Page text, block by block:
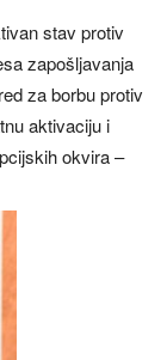
stav protiv
zapošljavanja
za borbu protiv
aktivaciju i
okvira –